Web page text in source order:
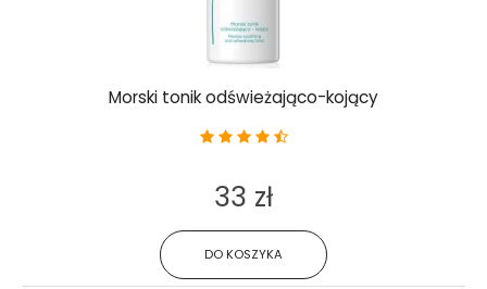
Morski tonik odświeżająco-kojący
DO KOSZYKA
33 zł